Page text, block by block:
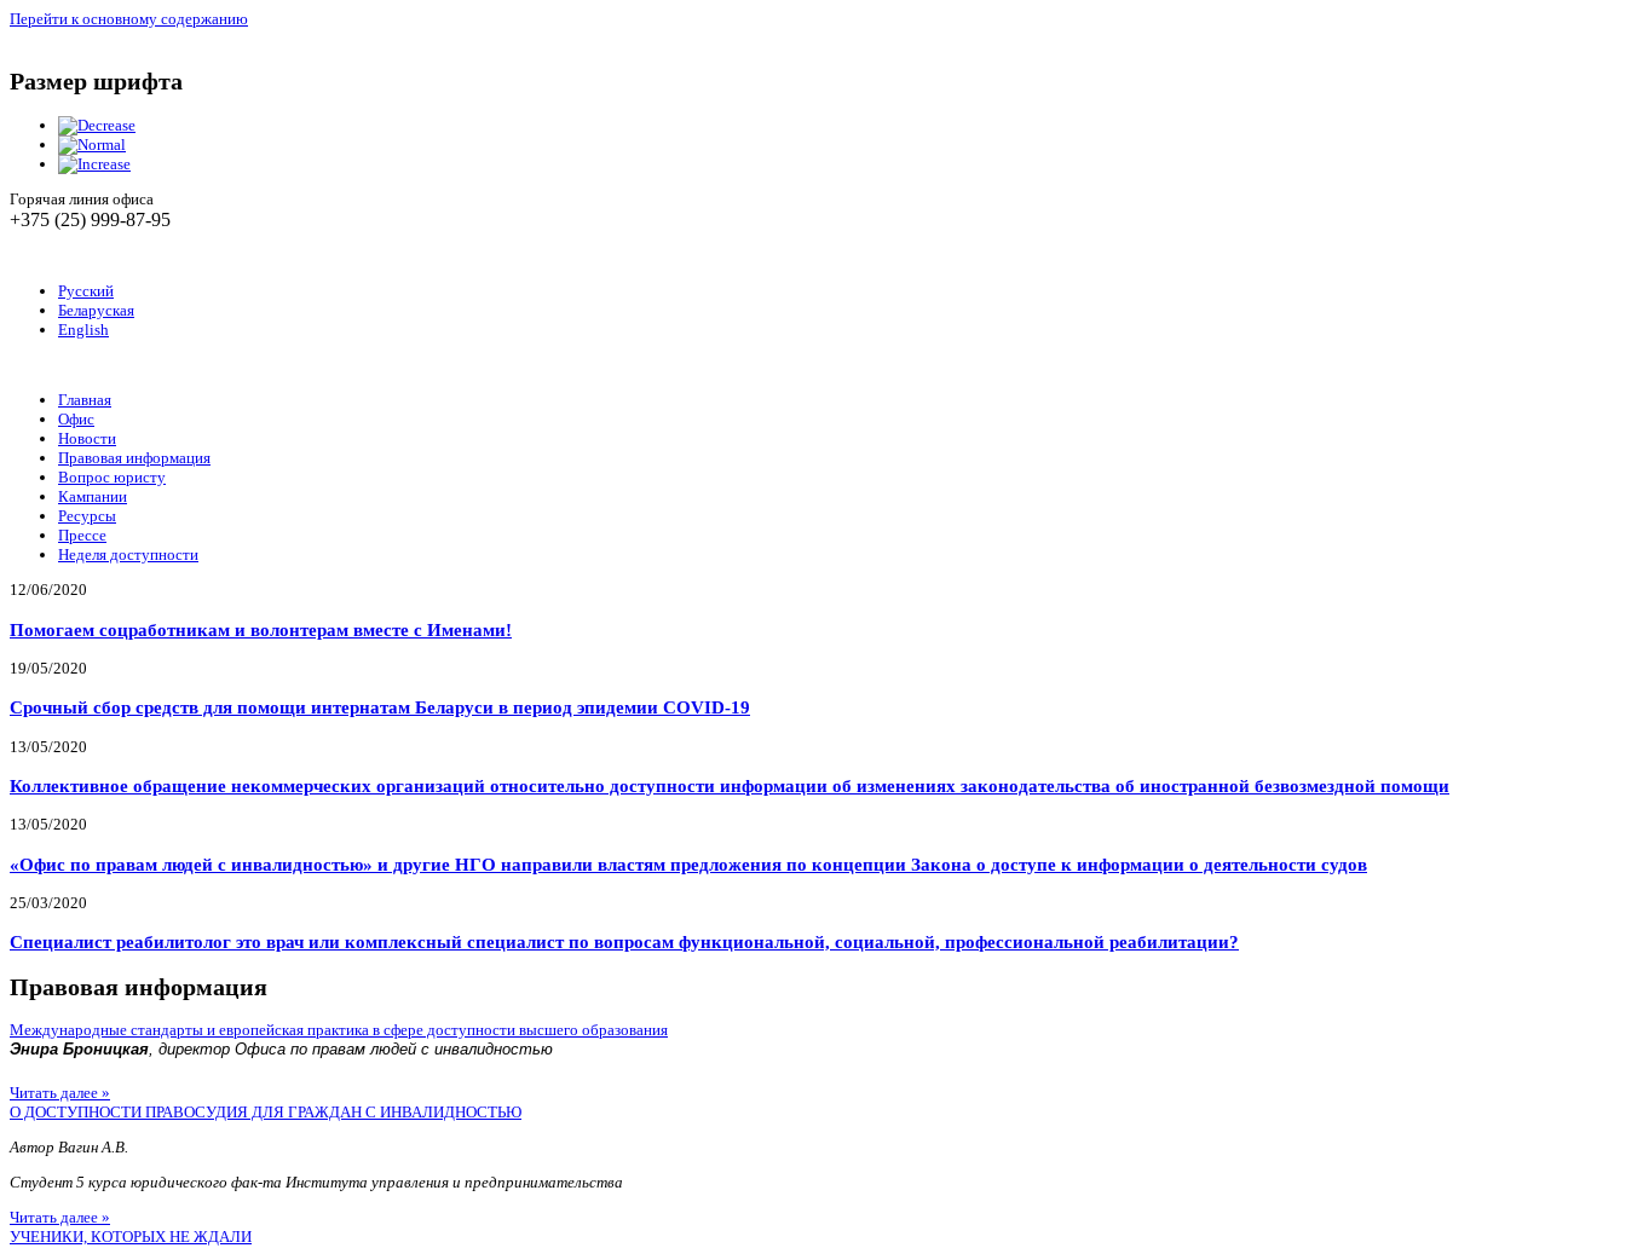
Перейти к основному содержанию
Размер шрифта
Горячая линия офиса
+375 (25) 999-87-95
Русский
Беларуская
English
Главная
Офис
Новости
Правовая информация
Вопрос юристу
Кампании
Ресурсы
Прессе
Неделя доступности
12/06/2020
Помогаем соцработникам и волонтерам вместе с Именами!
19/05/2020
Срочный сбор средств для помощи интернатам Беларуси в период эпидемии COVID-19
13/05/2020
Коллективное обращение некоммерческих организаций относительно доступности информации об изменениях законодательства об иностранной безвозмездной помощи
13/05/2020
«Офис по правам людей с инвалидностью» и другие НГО направили властям предложения по концепции Закона о доступе к информации о деятельности судов
25/03/2020
Специалист реабилитолог это врач или комплексный специалист по вопросам функциональной, социальной, профессиональной реабилитации?
Правовая информация
Международные стандарты и европейская практика в сфере доступности высшего образования
Энира Броницкая, директор Офиса по правам людей с инвалидностью
Читать далее »
О ДОСТУПНОСТИ ПРАВОСУДИЯ ДЛЯ ГРАЖДАН С ИНВАЛИДНОСТЬЮ
Автор Вагин А.В.
Студент 5 курса юридического фак-та Института управления и предпринимательства
Читать далее »
УЧЕНИКИ, КОТОРЫХ НЕ ЖДАЛИ